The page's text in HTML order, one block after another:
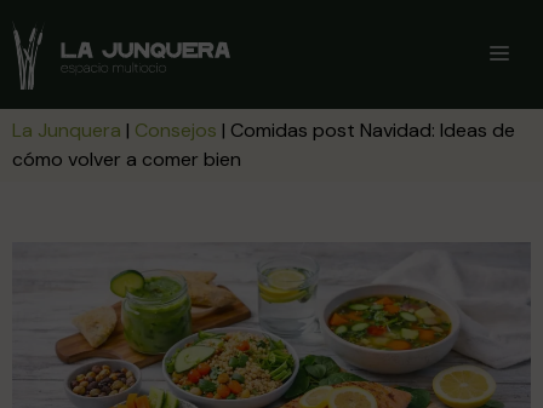
contenido
La Junquera | Consejos | Comidas post Navidad: Ideas de
cómo volver a comer bien